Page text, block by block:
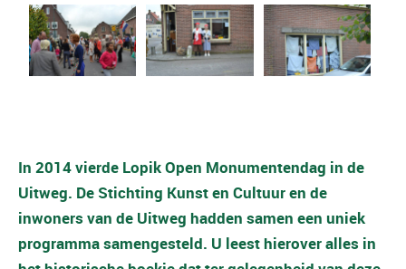
In 2014 vierde Lopik Open Monumentendag in de
Uitweg. De Stichting Kunst en Cultuur en de
inwoners van de Uitweg hadden samen een uniek
programma samengesteld. U leest hierover alles in